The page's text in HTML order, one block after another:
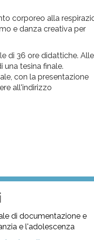
corporeo alla
e danza creativa per
di 36 ore didattiche. Alle
una tesina finale.
con la presentazione
all'indirizzo
di documentazione e
e l'adolescenza